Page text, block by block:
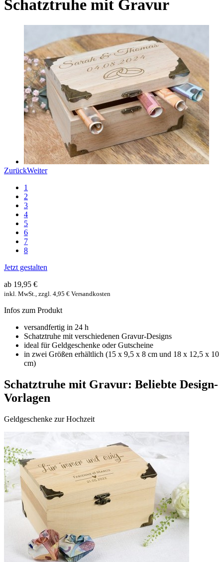
Schatztruhe mit Gravur
ZurückWeiter
1
2
3
4
5
6
7
8
Jetzt gestalten
ab 19,95 €
inkl. MwSt., zzgl. 4,95 € Versandkosten
Infos zum Produkt
versandfertig in 24 h
Schatztruhe mit verschiedenen Gravur-Designs
ideal für Geldgeschenke oder Gutscheine
in zwei Größen erhältlich (15 x 9,5 x 8 cm und 18 x 12,5 x 10
cm)
Schatztruhe mit Gravur: Beliebte Design-
Vorlagen
Geldgeschenke zur Hochzeit